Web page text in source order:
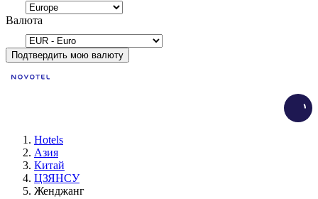
Валюта
Подтвердить мою валюту
Hotels
Азия
Китай
ЦЗЯНСУ
Женджанг